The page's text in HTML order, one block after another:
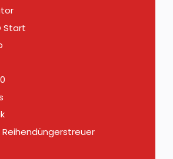
Start
Reihendüngerstreuer